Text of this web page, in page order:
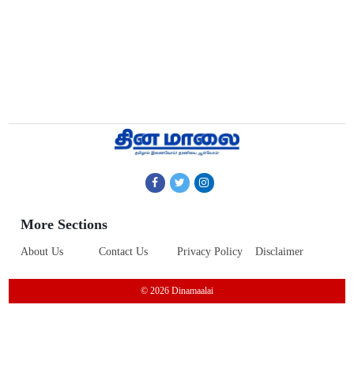
More Sections
About Us Contact Us Privacy Policy Disclaimer
© 2026 Dinamaalai